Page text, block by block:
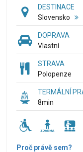
DESTINACE
Slovensko
DOPRAVA
Vlastní
STRAVA
Polopenze
TERMÁLNÍ
8min
Proč právě sem?